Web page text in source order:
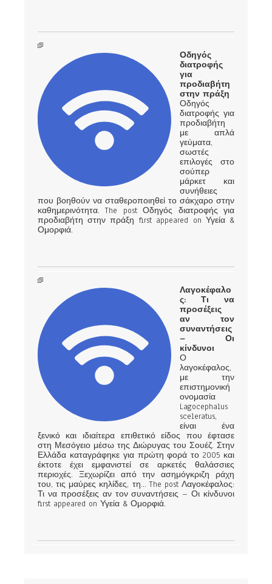
Οδηγός
διατροφής
για
προδιαβήτη
στην πράξη
Οδηγός
διατροφής για
προδιαβήτη
με απλά
γεύματα,
σωστές
επιλογές στο
σούπερ
μάρκετ και
συνήθειες
που βοηθούν να σταθεροποιηθεί το σάκχαρο στην
καθημερινότητα. The post Οδηγός διατροφής για
προδιαβήτη στην πράξη first appeared on Υγεία &
Ομορφιά.
Λαγοκέφαλο
ς: Τι να
προσέξεις
αν τον
συναντήσεις
– Οι
κίνδυνοι
Ο
λαγοκέφαλος,
με την
επιστημονική
ονομασία
Lagocephalus
sceleratus,
είναι ένα
ξενικό και ιδιαίτερα επιθετικό είδος που έφτασε
στη Μεσόγειο μέσω της Διώρυγας του Σουέζ. Στην
Ελλάδα καταγράφηκε για πρώτη φορά το 2005 και
έκτοτε έχει εμφανιστεί σε αρκετές θαλάσσιες
περιοχές. Ξεχωρίζει από την ασημόγκριζη ράχη
του, τις μαύρες κηλίδες, τη... The post Λαγοκέφαλος:
Τι να προσέξεις αν τον συναντήσεις – Οι κίνδυνοι
first appeared on Υγεία & Ομορφιά.